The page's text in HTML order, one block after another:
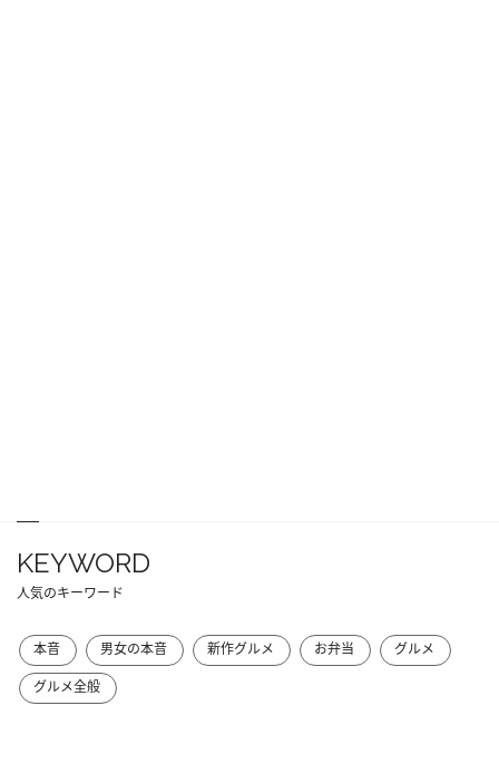
KEYWORD
人気のキーワード
本音 男女の本音 新作グルメ お弁当
グルメ
グルメ全般